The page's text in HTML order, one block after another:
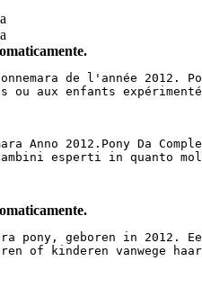
de l'année
ou aux enfants
Anno 2012.Pony Da
esperti in quanto
pony, geboren in
of kinderen vanwege